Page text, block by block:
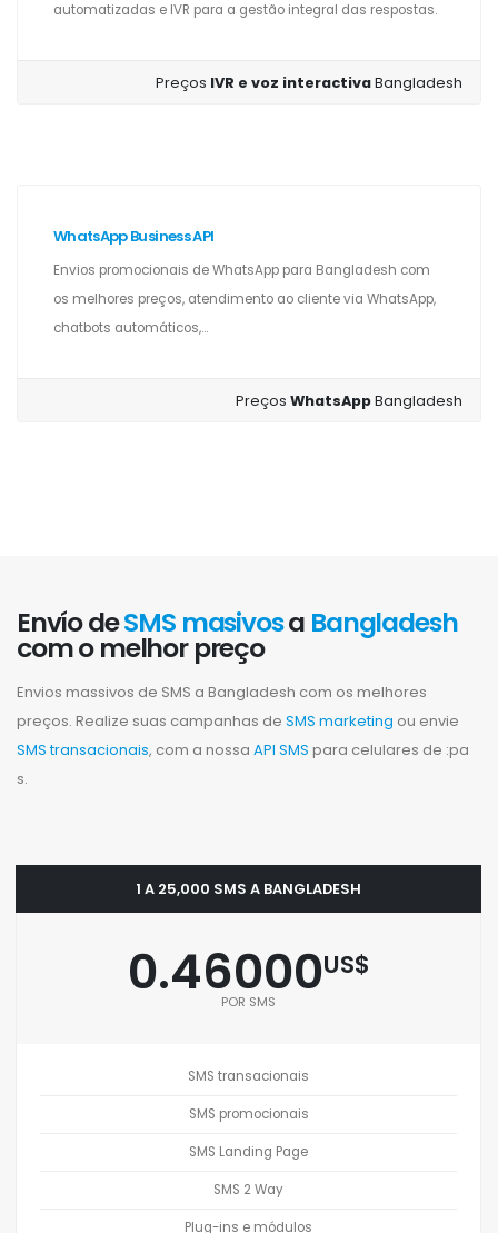
automatizadas e IVR para a gestão integral das respostas.
Preços IVR e voz interactivaBangladesh
WhatsApp Business API
Envios promocionais de WhatsApp para Bangladesh com
os melhores preços, atendimento ao cliente via WhatsApp,
chatbots automáticos,...
PreçosWhatsAppBangladesh
Envío deSMS masivosa Bangladesh
com o melhor preço
Envios massivos de SMS a Bangladesh com os melhores
preços. Realize suas campanhas de SMS marketing ou envie
SMS transacionais, com a nossa API SMS para celulares de :pa
s.
1 A 25,000 SMS A BANGLADESH
0.46000US$
POR SMS
SMS transacionais
SMS promocionais
SMS Landing Page
SMS 2 Way
Plug-ins e módulos